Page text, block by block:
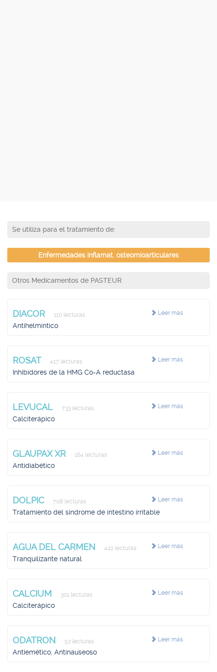
Se utiliza para el tratamiento de:
Enfermedades inflamat. osteomioarticulares
Otros Medicamentos de PASTEUR
Leer más
DIACOR 110 lecturas
Antihelmíntico
Leer más
ROSAT 417 lecturas
Inhibidores de la HMG Co-A reductasa
Leer más
LEVUCAL 733 lecturas
Calciterápico
Leer más
GLAUPAX XR 164 lecturas
Antidiabético
Leer más
DOLPIC 708 lecturas
Tratamiento del síndrome de intestino irritable
Leer más
AGUA DEL CARMEN 422 lecturas
Tranquilizante natural
Leer más
CALCIUM 301 lecturas
Calciterápico
Leer más
ODATRON 52 lecturas
Antiemético, Antinauseoso